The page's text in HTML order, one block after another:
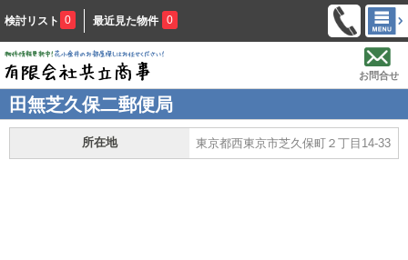
検討リスト 0 最近見た物件 0
お問合せ
田無芝久保二郵便局
所在地 東京都西東京市芝久保町２丁目14-33